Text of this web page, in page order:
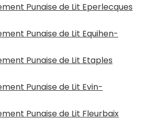
Punaise de Lit Eperlecques
Punaise de Lit Equihen-
Punaise de Lit Etaples
Punaise de Lit Evin-
Punaise de Lit Fleurbaix